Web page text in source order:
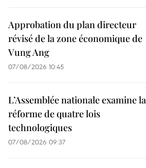
Approbation du plan directeur
révisé de la zone économique de
Vung Ang
07/08/2026 10:45
L’Assemblée nationale examine la
réforme de quatre lois
technologiques
07/08/2026 09:37